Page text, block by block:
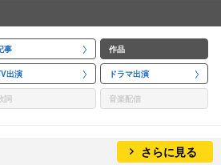
事 作品
出演 ドラマ出演
詞 音楽配信
さらに見る